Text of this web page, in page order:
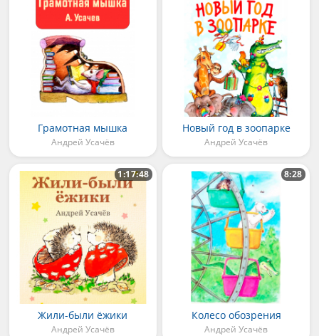
Грамотная мышка
Андрей Усачёв
Новый год в зоопарке
Андрей Усачёв
Жили-были ёжики
Андрей Усачёв
1:17:48
Колесо обозрения
Андрей Усачёв
8:28